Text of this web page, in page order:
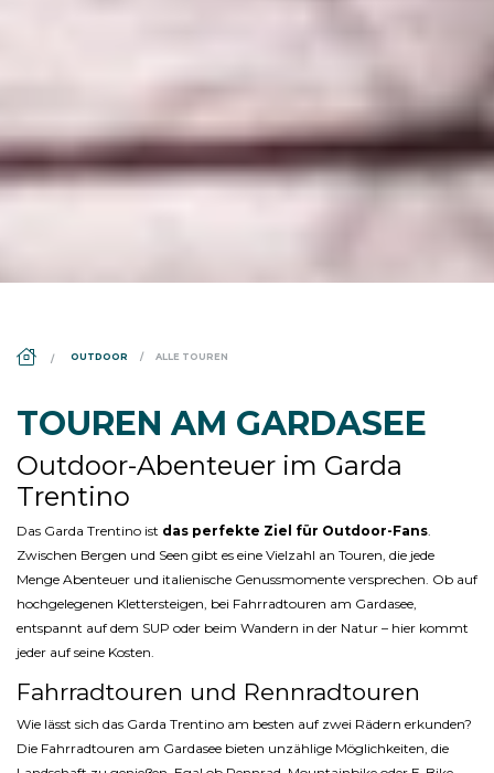
DS_BREADCRUMB.HOME
OUTDOOR ALLE TOUREN
TOUREN AM GARDASEE
Outdoor-Abenteuer im Garda
Trentino
Das Garda Trentino ist das perfekte Ziel für Outdoor-Fans.
Zwischen Bergen und Seen gibt es eine Vielzahl an Touren, die jede
Menge Abenteuer und italienische Genussmomente versprechen. Ob auf
hochgelegenen Klettersteigen, bei Fahrradtouren am Gardasee,
entspannt auf dem SUP oder beim Wandern in der Natur – hier kommt
jeder auf seine Kosten.
Fahrradtouren und Rennradtouren
Wie lässt sich das Garda Trentino am besten auf zwei Rädern erkunden?
Die Fahrradtouren am Gardasee bieten unzählige Möglichkeiten, die